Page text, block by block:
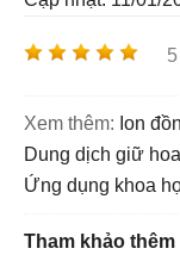
5
Xem thêm: ion
dung dịch giữ
ứng dụng khoa
Tham khảo thêm